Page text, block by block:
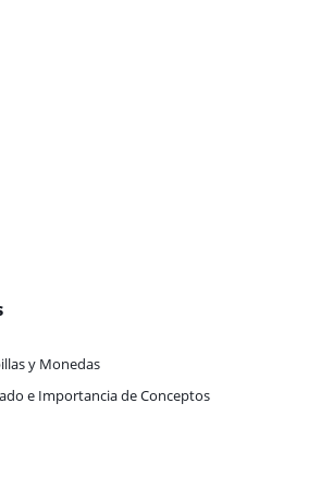
y Monedas
e Importancia de Conceptos